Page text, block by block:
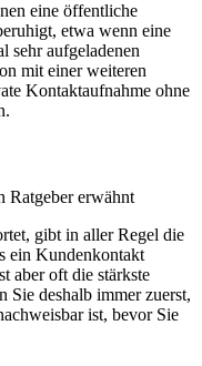
eine öffentliche
etwa wenn eine
sehr aufgeladenen
mit einer weiteren
Kontaktaufnahme ohne
Ratgeber erwähnt
gibt in aller Regel die
ein Kundenkontakt
aber oft die stärkste
Sie deshalb immer zuerst,
ist, bevor Sie